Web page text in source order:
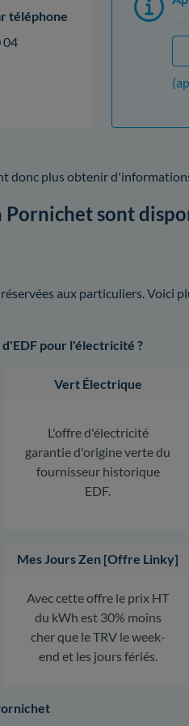
téléphone
04
donc plus obtenir
Pornichet sont
aux particuliers. Voici
pour l'électricité ?
Vert Électrique
L'offre d'électricité
garantie d'origine verte du
fournisseur historique
EDF.
Mes Jours Zen [Offre Linky]
Avec cette offre le prix HT
du kWh est 30% moins
cher que le TRV le week-
end et les jours fériés.